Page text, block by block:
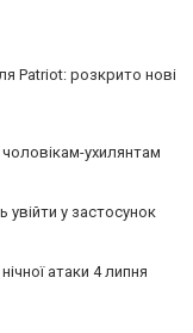
Patriot: розкрито нові
ухилянтам
увійти у застосунок
атаки 4 липня